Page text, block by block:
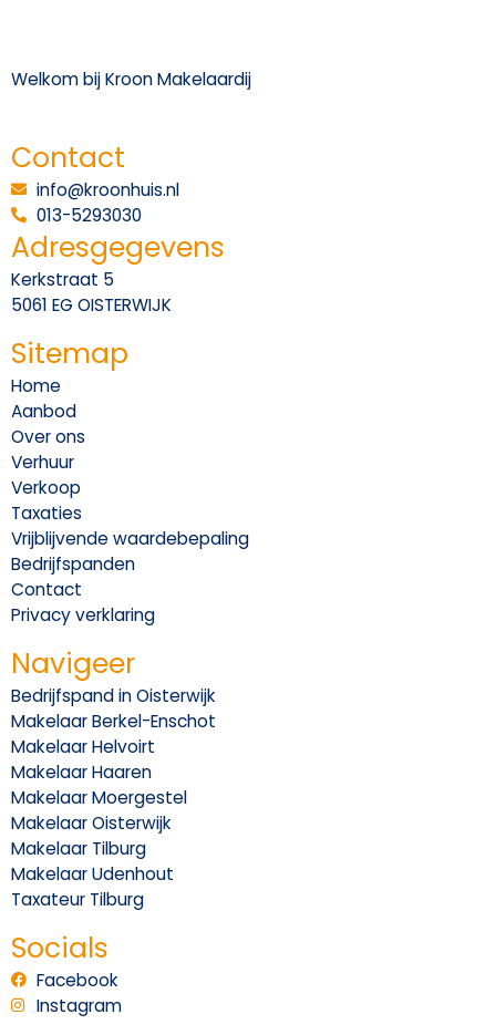
Welkom bij Kroon Makelaardij
Contact
info@kroonhuis.nl
013-5293030
Adresgegevens
Kerkstraat 5
5061 EG OISTERWIJK
Sitemap
Home
Aanbod
Over ons
Verhuur
Verkoop
Taxaties
Vrijblijvende waardebepaling
Bedrijfspanden
Contact
Privacy verklaring
Navigeer
Bedrijfspand in Oisterwijk
Makelaar Berkel-Enschot
Makelaar Helvoirt
Makelaar Haaren
Makelaar Moergestel
Makelaar Oisterwijk
Makelaar Tilburg
Makelaar Udenhout
Taxateur Tilburg
Socials
Facebook
Instagram